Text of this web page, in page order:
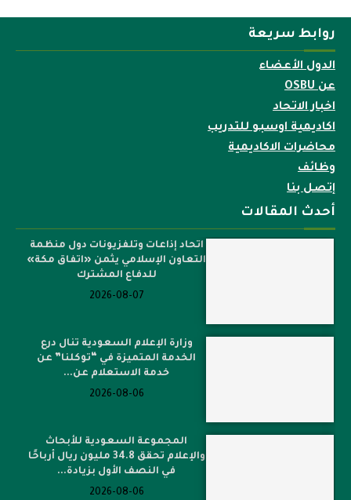
روابط سريعة
الدول الأعضاء
عن OSBU
اخبار الاتحاد
اكاديمية اوسبو للتدريب
محاضرات الاكاديمية
وظائف
إتصل بنا
أحدث المقالات
اتحاد إذاعات وتلفزيونات دول منظمة
التعاون الإسلامي يثمن «اتفاق مكة»
للدفاع المشترك
2026-08-07
وزارة الإعلام السعودية تنال درع
الخدمة المتميزة في “توكلنا” عن
خدمة الاستعلام عن...
2026-08-06
المجموعة السعودية للأبحاث
والإعلام تحقق 34.8 مليون ريال أرباحًا
في النصف الأول بزيادة...
2026-08-06